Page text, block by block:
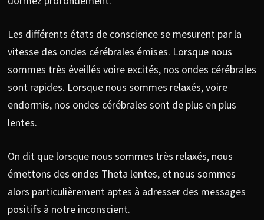
Les différents états de conscience se mesurent par la
vitesse des ondes cérébrales émises. Lorsque nous
sommes très éveillés voire excités, nos ondes cérébrales
sont rapides. Lorsque nous sommes relaxés, voire
endormis, nos ondes cérébrales sont de plus en plus
lentes.
On dit que lorsque nous sommes très relaxés, nous
émettons des ondes Theta lentes, et nous sommes
alors particulièrement aptes à adresser des messages
positifs à notre inconscient.